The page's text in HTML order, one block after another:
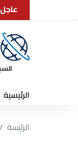
عاجل
الرئيسية
الرئيسة